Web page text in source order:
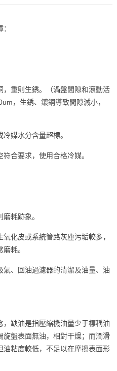
，重則生銹。（渦盤間隙和滾動活
，生銹、鍍銅導致間隙減小，
媒水分含量超標。
合要求，使用合格冷媒。
耗跡象。
化皮或系統管路灰塵污垢較多，
耗。
、回油過濾器的清潔及油量、油
缺油是指壓縮機油量少于標稱油
盤表面無油，相對干燥；而潤滑
油粘度較低，不足以在摩擦表面形